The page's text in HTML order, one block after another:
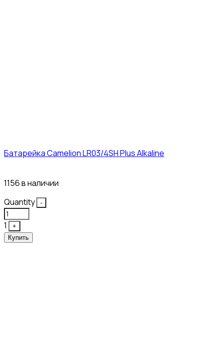
Батарейка Camelion LR03/4SH Plus Alkaline
1156 в наличии
Quantity
-
1
+
Купить